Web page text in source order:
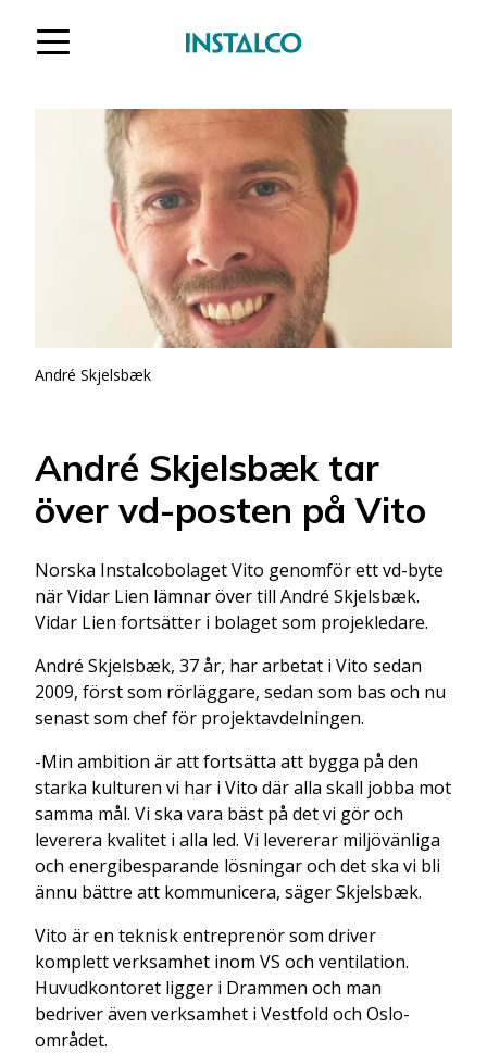
André Skjelsbæk
André Skjelsbæk tar
över vd-posten på Vito
Norska Instalcobolaget Vito genomför ett vd-byte
när Vidar Lien lämnar över till André Skjelsbæk.
Vidar Lien fortsätter i bolaget som projekledare.
André Skjelsbæk, 37 år, har arbetat i Vito sedan
2009, först som rörläggare, sedan som bas och nu
senast som chef för projektavdelningen.
-Min ambition är att fortsätta att bygga på den
starka kulturen vi har i Vito där alla skall jobba mot
samma mål. Vi ska vara bäst på det vi gör och
leverera kvalitet i alla led. Vi levererar miljövänliga
och energibesparande lösningar och det ska vi bli
ännu bättre att kommunicera, säger Skjelsbæk.
Vito är en teknisk entreprenör som driver
komplett verksamhet inom VS och ventilation.
Huvudkontoret ligger i Drammen och man
bedriver även verksamhet i Vestfold och Oslo-
området.